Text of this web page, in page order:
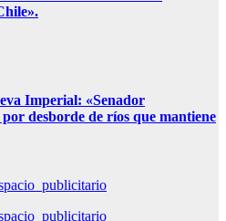
Imperial: «Senador
desborde de ríos que mantiene